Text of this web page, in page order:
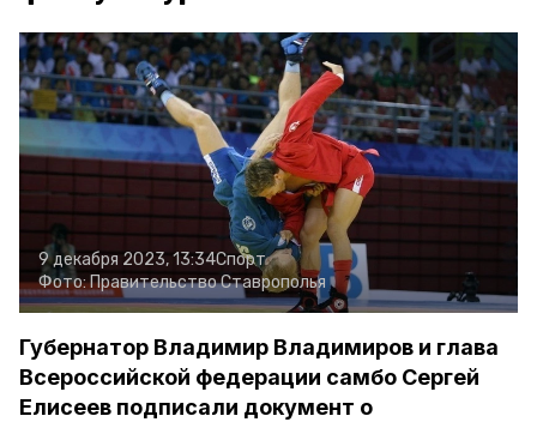
9 декабря 2023, 13:34Спорт
Фото:Правительство Ставрополья
Губернатор Владимир Владимиров и глава
Всероссийской федерации самбо Сергей
Елисеев подписали документ о